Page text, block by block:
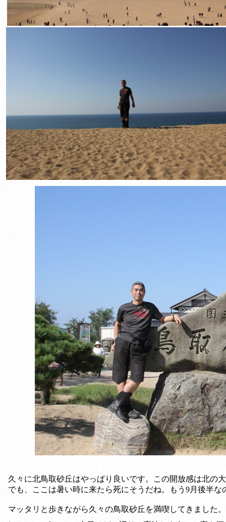
久々に北鳥取砂丘はやっぱり良いです。この開放感は北の
でも、ここは暑い時に来たら死にそうだね。もう9月後半
マッタリと歩きながら久々の鳥取砂丘を満喫してきました。